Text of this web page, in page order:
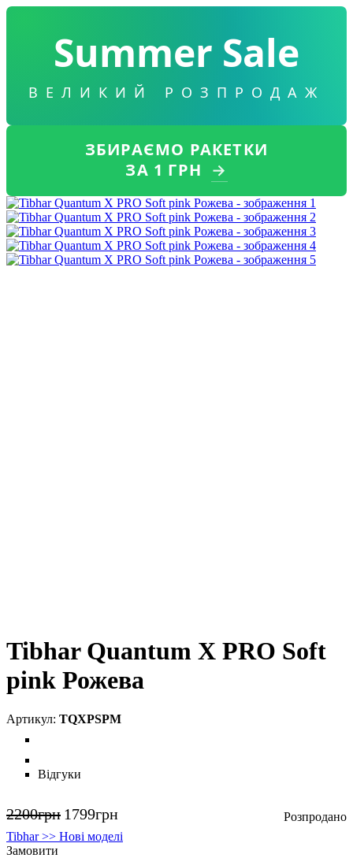
Summer Sale
ВЕЛИКИЙ РОЗПРОДАЖ
ЗБИРАЄМО РАКЕТКИ
ЗА 1 ГРН →
Tibhar Quantum X PRO Soft
pink Рожева
TQXPSPM
Відгуки
2200грн 1799грн
Tibhar >> Нові моделі
Замовити